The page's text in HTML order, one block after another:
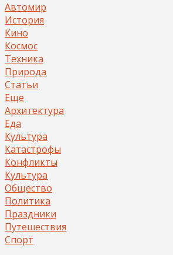
Автомир
История
Кино
Космос
Техника
Природа
Статьи
Еще
Архитектура
Еда
Культура
Катастрофы
Конфликты
Культура
Общество
Политика
Праздники
Путешествия
Спорт